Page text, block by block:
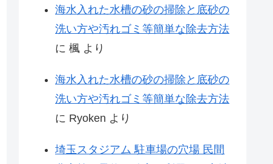
海水入れた水槽の砂の掃除と底砂の
洗い方や汚れゴミ等簡単な除去方法
に 楓 より
海水入れた水槽の砂の掃除と底砂の
洗い方や汚れゴミ等簡単な除去方法
に Ryoken より
埼玉スタジアム 駐車場の穴場 民間